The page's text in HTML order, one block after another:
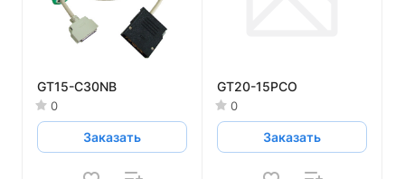
GT15-C30NB
0
Заказать
GT20-15PCO
0
Заказать